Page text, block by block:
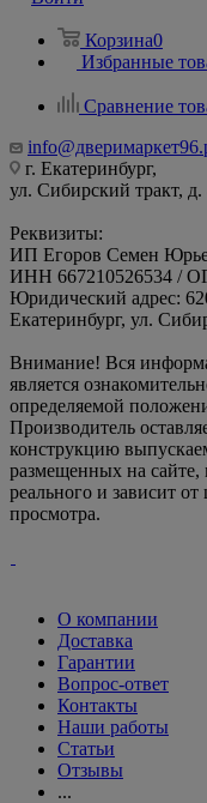
Корзина0
Избранные
Сравнение
г. Екатеринбург,
ул. Сибирский
Реквизиты:
ИП Егоров Семен
ИНН 667210526534 /
Юридический адрес:
Екатеринбург, ул.
Внимание! Вся
является
определяемой
Производитель
конструкцию
размещенных на сайте,
реального и зависит
просмотра.
О компании
Доставка
Гарантии
Вопрос-ответ
Контакты
Наши работы
Статьи
Отзывы
...